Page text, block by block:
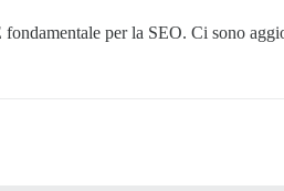
per la SEO. Ci sono